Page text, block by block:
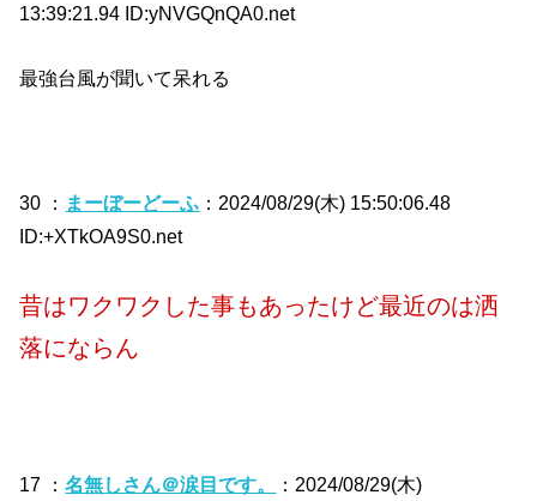
13:39:21.94 ID:yNVGQnQA0.net
最強台風が聞いて呆れる
30 ： まーぼーどーふ ：2024/08/29(木) 15:50:06.48
ID:+XTkOA9S0.net
昔はワクワクした事もあったけど最近のは洒
落にならん
17 ：名無しさん＠涙目です。
：2024/08/29(木)